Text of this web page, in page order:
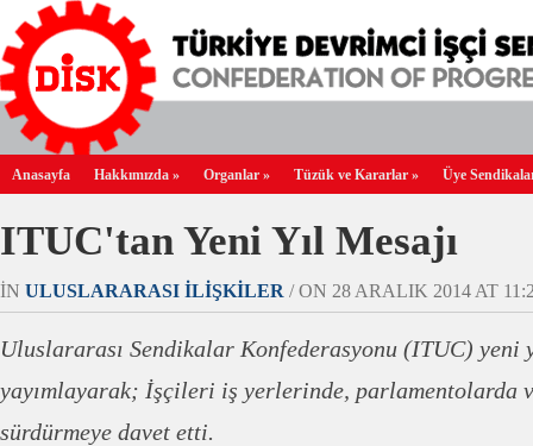
Anasayfa Hakkımızda » Organlar » Tüzük ve Kararlar » Üye
ITUC'tan Yeni Yıl Mesajı
IN ULUSLARARASI İLIŞKILER / ON 28 ARALIK 2014 AT
Uluslararası Sendikalar Konfederasyonu (ITUC) yeni
yayımlayarak; İşçileri iş yerlerinde, parlamentolarda
sürdürmeye davet etti.